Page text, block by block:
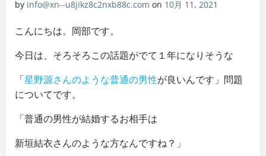
by info@xn--u8jikz8c2nxb88c.com on 10月 11, 2021
こんにちは。岡部です。
今日は、そろそろこの話題がでて１年になりそうな
「星野源さんのような普通の男性が良いんです」問題
についてです。
「普通の男性が結婚するお相手は
新垣結衣さんのような方なんですね？」